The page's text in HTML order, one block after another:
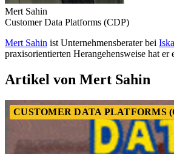
Mert Sahin
Customer Data Platforms (CDP)
Mert Sahin ist Unternehmensberater bei
praxisorientierten Herangehensweise hat
Artikel von Mert Sahin
CUSTOMER DATA PLATFORMS